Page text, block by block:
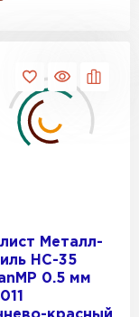
Металл-
НС-35
0.5 мм